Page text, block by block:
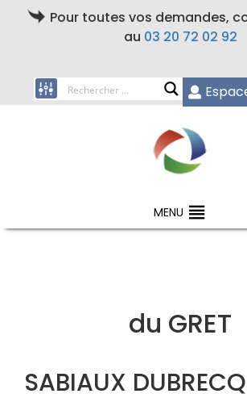
Pour toutes vos demandes,
au 03 20 72 02 92
MENU
du GRET
SABIAUX DUBRECQ